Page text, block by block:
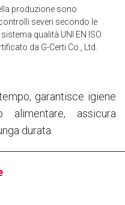
produzione sono
severi secondo le
qualità UNI EN ISO
da G-Certi Co., Ltd.
garantisce igiene
assicura
durata.